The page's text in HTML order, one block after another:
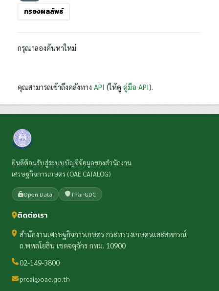
กรองผลลัพธ์
กรุณาลองค้นหาใหม่
คุณสามารถเข้าถึงคลังทาง API (ให้ดู คู่มือ API).
ยินดีต้อนรับสู่ระบบบัญชีข้อมูลของสำนักงาน
เศรษฐกิจการเกษตร (OAE CATALOG)
Open Data Thai-GDC
ติดต่อเรา
สำนักงานเศรษฐกิจการเกษตร กระทรวงเกษตรและสหกรณ์
ถ.พหลโยธิน เขตจตุจักร กทม. 10900
02-149-3800
prcai@oae.go.th